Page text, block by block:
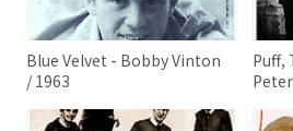
Blue Velvet - Bobby Vinton
/ 1963
Puff,